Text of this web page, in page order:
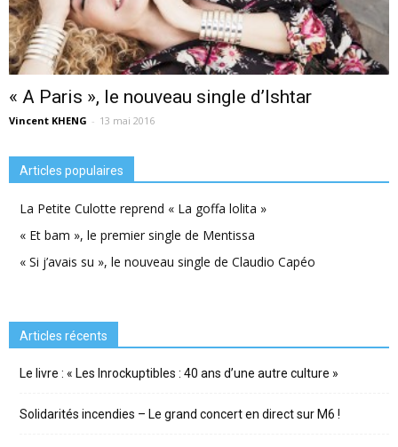
« A Paris », le nouveau single d’Ishtar
Vincent KHENG - 13 mai 2016
Articles populaires
La Petite Culotte reprend « La goffa lolita »
« Et bam », le premier single de Mentissa
« Si j’avais su », le nouveau single de Claudio Capéo
Articles récents
Le livre : « Les Inrockuptibles : 40 ans d’une autre culture »
Solidarités incendies – Le grand concert en direct sur M6 !